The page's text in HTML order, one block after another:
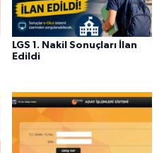
LGS 1. Nakil Sonuçları İlan
Edildi